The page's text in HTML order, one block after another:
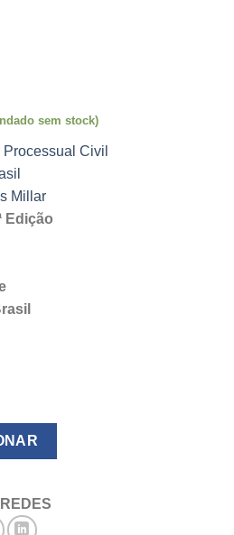
sem stock)
Processual Civil
Millar
Edição
Formativos do Processo Civil